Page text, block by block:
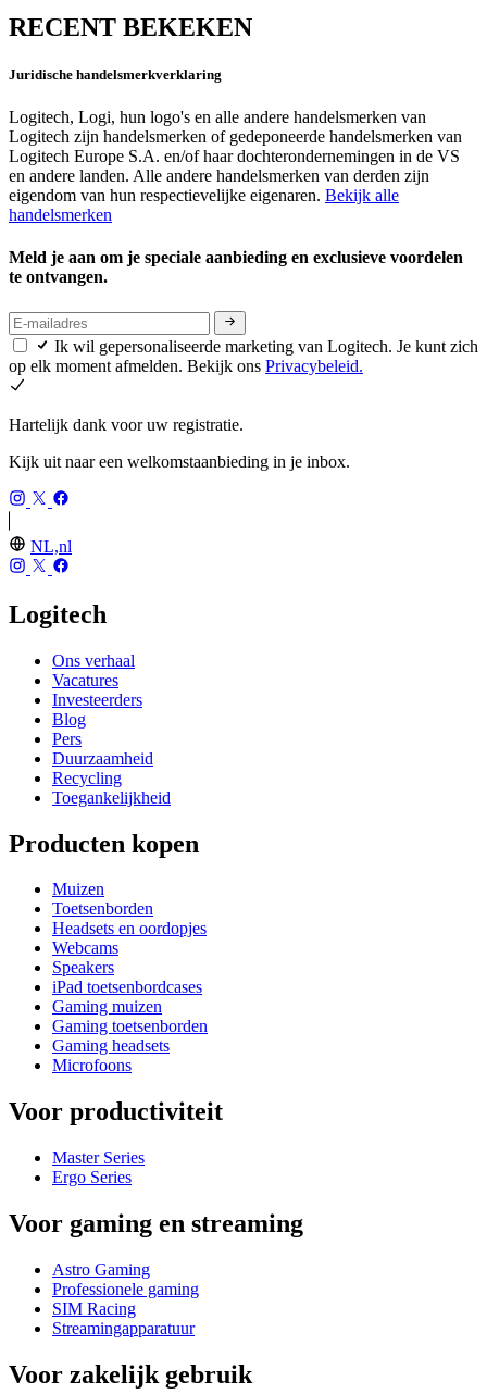
RECENT BEKEKEN
Juridische handelsmerkverklaring
Logitech, Logi, hun logo's en alle andere handelsmerken van
Logitech zijn handelsmerken of gedeponeerde handelsmerken van
Logitech Europe S.A. en/of haar dochterondernemingen in de VS
en andere landen. Alle andere handelsmerken van derden zijn
eigendom van hun respectievelijke eigenaren. Bekijk alle
handelsmerken
Meld je aan om je speciale aanbieding en exclusieve voordelen
te ontvangen.
Ik wil gepersonaliseerde marketing van Logitech. Je kunt zich
op elk moment afmelden. Bekijk ons Privacybeleid.
Hartelijk dank voor uw registratie.
Kijk uit naar een welkomstaanbieding in je inbox.
NL,nl
Logitech
Ons verhaal
Vacatures
Investeerders
Blog
Pers
Duurzaamheid
Recycling
Toegankelijkheid
Producten kopen
Muizen
Toetsenborden
Headsets en oordopjes
Webcams
Speakers
iPad toetsenbordcases
Gaming muizen
Gaming toetsenborden
Gaming headsets
Microfoons
Voor productiviteit
Master Series
Ergo Series
Voor gaming en streaming
Astro Gaming
Professionele gaming
SIM Racing
Streamingapparatuur
Voor zakelijk gebruik